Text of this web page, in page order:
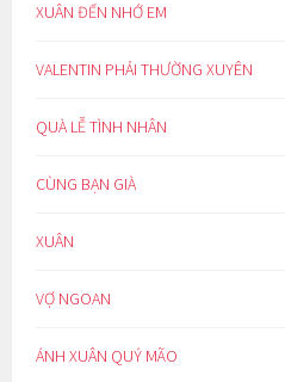
XUÂN ĐẾN NHỚ EM
VALENTIN PHẢI THƯỜNG XUYÊN
QUÀ LỄ TÌNH NHÂN
CÙNG BẠN GIÀ
XUÂN
VỢ NGOAN
ÁNH XUÂN QUÝ MÃO